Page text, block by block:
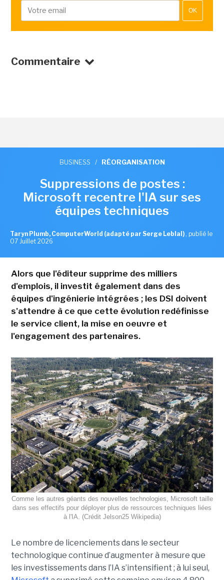
OK
Commentaire
BUSINESS / RÉORGANISATION
Suppressions de postes :
Microsoft recentre l'IA sur ses
équipes techniques
Taryn Plumb, ComputerWorld (adapté par Serge Leblal) , publié le
07 Juillet 2026
Alors que l'éditeur supprime des milliers
d'emplois, il investit également dans des
équipes d'ingénierie intégrées ; les DSI doivent
s'attendre à ce que cette évolution redéfinisse
le service client, la mise en oeuvre et
l'engagement des partenaires.
Comme les autres géants des nouvelles technologies, Microsoft taille
dans ses effectifs pour déployer plus de ressources techniques liées
à l'IA. (Crédit Jelson25 Wikipedia)
Le nombre de licenciements dans le secteur
technologique continue d’augmenter à mesure que
les investissements dans l’IA s’intensifient ; à lui seul,